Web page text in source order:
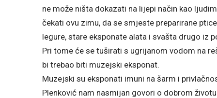
ne može ništa dokazati na lijepi način kao
čekati ovu zimu, da se smjeste preparirane
legure, stare eksponate alata i svašta drugo iz
Pri tome će se tuširati s ugrijanom vodom na
bi trebao biti muzejski eksponat.
Muzejski su eksponati imuni na šarm i
Plenković nam nasmijan govori o dobrom